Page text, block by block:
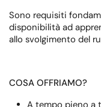
Sono requisiti
disponibilità ad
allo svolgimento del
COSA OFFRIAMO?
A tempo pieno a